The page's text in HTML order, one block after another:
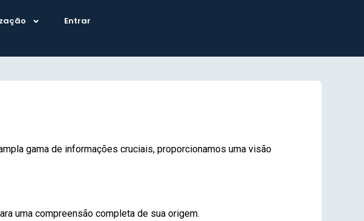
Entrar
gama de informações cruciais, proporcionamos uma visão
uma compreensão completa de sua origem.